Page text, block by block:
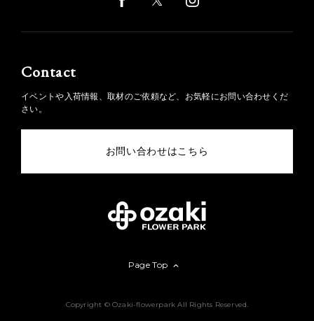
Contact
イベントや入荷情報、取材のご依頼など、お気軽にお問い合わせくだ
さい。
お問い合わせはこちら
Copyright © Ozaki-flowerpark All Rights Reserved.
Page Top